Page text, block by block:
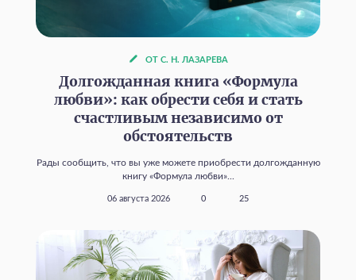
ОТ С. Н. ЛАЗАРЕВА
Долгожданная книга «Формула
любви»: как обрести себя и стать
счастливым независимо от
обстоятельств
Рады сообщить, что вы уже можете приобрести долгожданную
книгу «Формула любви»...
06 августа 2026 0 25